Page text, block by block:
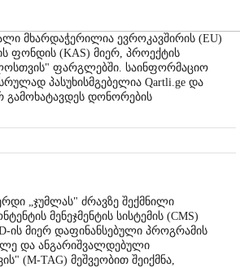
მხარდაჭერილია ევროკავშირის (EU)
ფონდის (KAS) მიერ, პროექტის
ფარგლებში. საინფორმაციო
პასუხისმგებელია Qartli.ge და
გამოხატავდეს დონორების
„ჯუმლას" ძრავზე შექმნილი
მენეჯმენტის სისტემის (CMS)
ის მიერ დაფინანსებული პროგრამის
და ანგარიშვალდებული
(M-TAG) მეშვეობით შეიქმნა,